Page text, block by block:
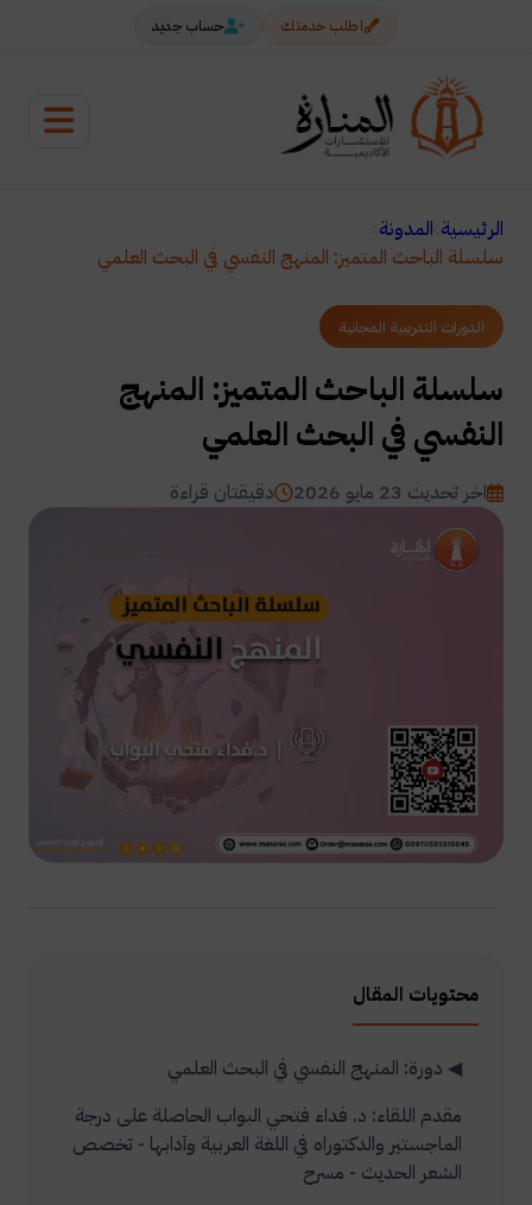
اطلب خدمتك حساب جديد
الرئيسية المدونة
سلسلة الباحث المتميز: المنهج النفسي في البحث العلمي
الدورات التدريبية المجانية
سلسلة الباحث المتميز: المنهج
النفسي في البحث العلمي
اخر تحديث 23 مايو 2026 دقيقتان قراءة
محتويات المقال
◀ دورة: المنهج النفسي في البحث العلمي
مقدم اللقاء: د. فداء فتحي البواب الحاصلة على درجة
الماجستير والدكتوراه في اللغة العربية وآدابها - تخصص
الشعر الحديث - مسرح